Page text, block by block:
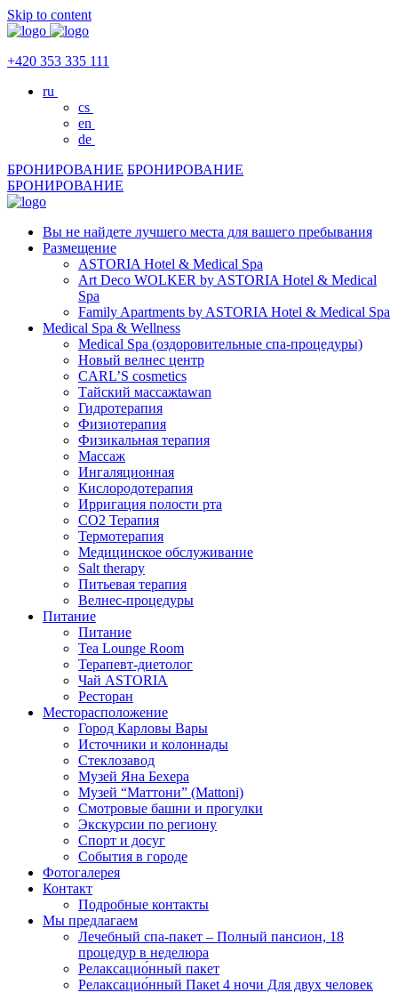
Skip to content
+420 353 335 111
ru
cs
en
de
БРОНИРОВАНИЕ БРОНИРОВАНИЕ
БРОНИРОВАНИЕ
Вы не найдете лучшего места для вашего пребывания
Размещение
ASTORIA Hotel & Medical Spa
Art Deco WOLKER by ASTORIA Hotel & Medical
Spa
Family Apartments by ASTORIA Hotel & Medical Spa
Medical Spa & Wellness
Medical Spa (оздоровительные спа-процедуры)
Новый велнес центр
CARL’S cosmetics
Тайский массажtawan
Гидротерапия
Физиотерапия
Физикальная терапия
Массаж
Ингаляционная
Кислородотерапия
Ирригация полости рта
CO2 Терапия
Термотерапия
Медицинское обслуживание
Salt therapy
Питьевая терапия
Велнес-процедуры
Питание
Питание
Tea Lounge Room
Терапевт-диетолог
Чай ASTORIA
Ресторан
Месторасположение
Город Карловы Вары
Источники и колоннады
Стеклозавод
Музей Яна Бехера
Музей “Маттони” (Mattoni)
Смотровые башни и прогулки
Экскурсии по региону
Спорт и досуг
События в городе
Фотогалерея
Контакт
Подробные контакты
Мы предлагаем
Лечебный спа-пакет – Полный пансион, 18
процедур в неделюpa
Релаксацио́нный пакет
Релаксацио́нный Пакеt 4 ночи Для двух человек